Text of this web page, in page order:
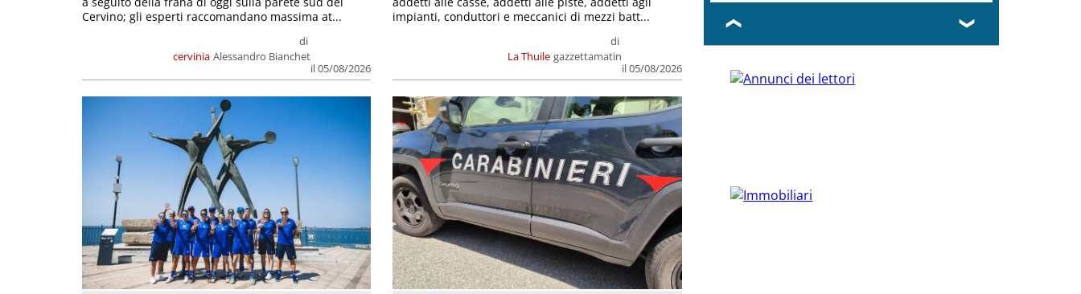
cervinia
di
Alessandro Bianchet
il 05/08/2026
Cervino; gli esperti raccomandano massima at...
La Thuile
di
gazzettamatin
il 05/08/2026
impianti, conduttori e meccanici di mezzi batt...
❮ ❯